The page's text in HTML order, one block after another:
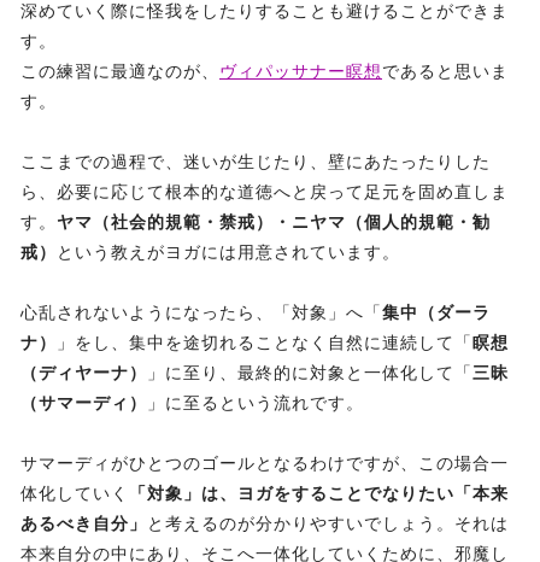
深めていく際に怪我をしたりすることも避けることができま
す。
この練習に最適なのが、 ヴィパッサナー瞑想であると思いま
す。
ここまでの過程で、迷いが生じたり、壁にあたったりした
ら、必要に応じて根本的な道徳へと戻って足元を固め直しま
す。 ヤマ（社会的規範・禁戒）・ニヤマ（個人的規範・勧
戒）
という教えがヨガには用意されています。
心乱されないようになったら、「対象」へ「集中（ダーラ
ナ）
」をし、集中を途切れることなく自然に連続して「瞑想
（ディヤーナ）
」に至り、最終的に対象と一体化して「 三昧
（サマーディ）
」に至るという流れです。
サマーディがひとつのゴールとなるわけですが、この場合一
体化していく
「対象」は、ヨガをすることでなりたい「本来
あるべき自分」
と考えるのが分かりやすいでしょう。それは
本来自分の中にあり、そこへ一体化していくために、邪魔し